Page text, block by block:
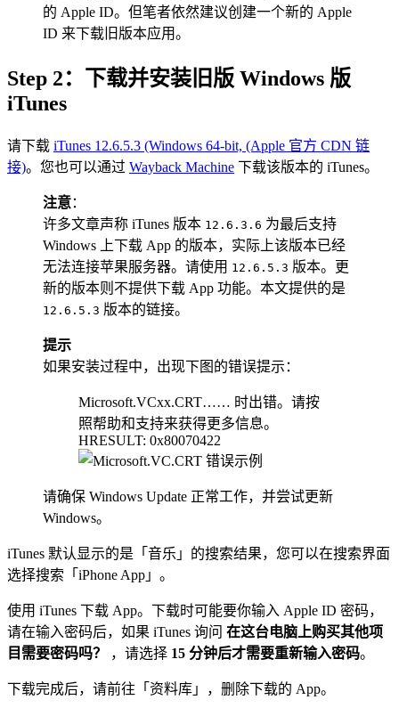
的 Apple ID。但笔者依然建议创建一个新的 Apple
ID 来下载旧版本应用。
Step 2：下载并安装旧版 Windows 版
iTunes
请下载 iTunes 12.6.5.3 (Windows 64-bit, (Apple 官方 CDN 链
接)。您也可以通过 Wayback Machine 下载该版本的 iTunes。
注意：
许多文章声称 iTunes 版本 12.6.3.6 为最后支持
Windows 上下载 App 的版本，实际上该版本已经
无法连接苹果服务器。请使用 12.6.5.3 版本。更
新的版本则不提供下载 App 功能。本文提供的是
12.6.5.3 版本的链接。
提示
如果安装过程中，出现下图的错误提示：
Microsoft.VCxx.CRT…… 时出错。请按
照帮助和支持来获得更多信息。
HRESULT: 0x80070422
请确保 Windows Update 正常工作，并尝试更新
Windows。
iTunes 默认显示的是「音乐」的搜索结果，您可以在搜索界面
选择搜索「iPhone App」。
使用 iTunes 下载 App。下载时可能要你输入 Apple ID 密码，
请在输入密码后，如果 iTunes 询问 在这台电脑上购买其他项
目需要密码吗？
，请选择 15 分钟后才需要重新输入密码。
下载完成后，请前往「资料库」，删除下载的 App。